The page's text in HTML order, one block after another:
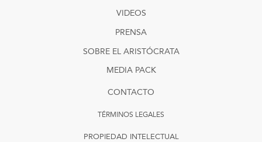
VIDEOS
PRENSA
SOBRE EL ARISTÓCRATA
MEDIA PACK
PROPIEDAD INTELECTUAL
TÉRMINOS LEGALES
CONTACTO